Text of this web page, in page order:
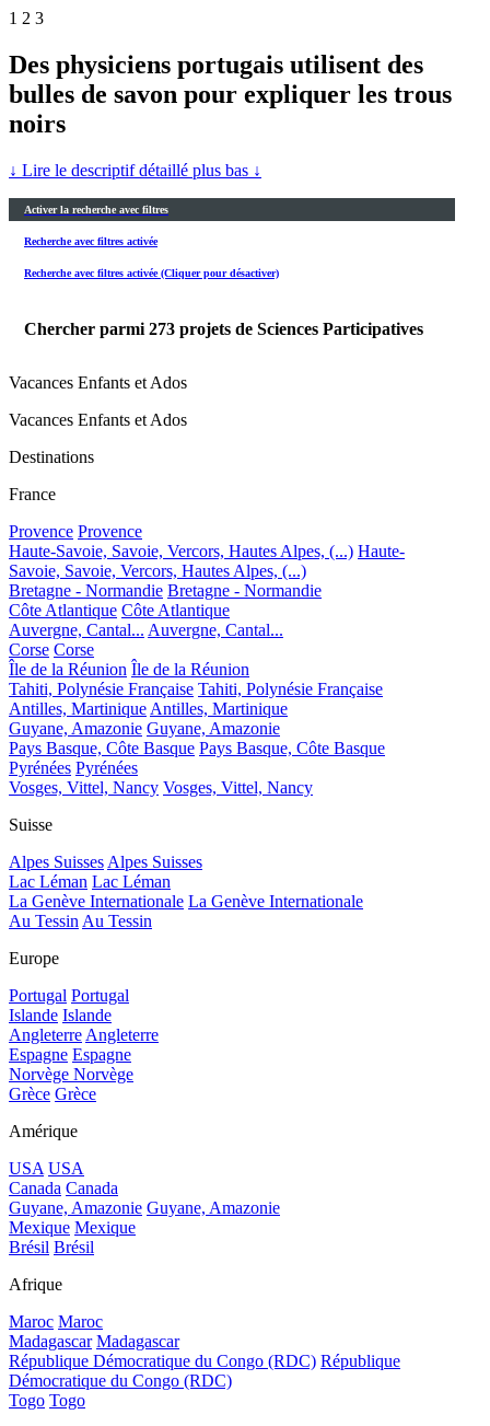
1 2 3
Des physiciens portugais utilisent des
bulles de savon pour expliquer les trous
noirs
↓ Lire le descriptif détaillé plus bas ↓
Activer la recherche avec filtres
Recherche avec filtres activée
Recherche avec filtres activée (Cliquer pour désactiver)
Chercher parmi 273 projets de Sciences Participatives
Vacances Enfants et Ados
Vacances Enfants et Ados
Destinations
France
Provence Provence
Haute-Savoie, Savoie, Vercors, Hautes Alpes, (...) Haute-
Savoie, Savoie, Vercors, Hautes Alpes, (...)
Bretagne - Normandie Bretagne - Normandie
Côte Atlantique Côte Atlantique
Auvergne, Cantal... Auvergne, Cantal...
Corse Corse
Île de la Réunion Île de la Réunion
Tahiti, Polynésie Française Tahiti, Polynésie Française
Antilles, Martinique Antilles, Martinique
Guyane, Amazonie Guyane, Amazonie
Pays Basque, Côte Basque Pays Basque, Côte Basque
Pyrénées Pyrénées
Vosges, Vittel, Nancy Vosges, Vittel, Nancy
Suisse
Alpes Suisses Alpes Suisses
Lac Léman Lac Léman
La Genève Internationale La Genève Internationale
Au Tessin Au Tessin
Europe
Portugal Portugal
Islande Islande
Angleterre Angleterre
Espagne Espagne
Norvège Norvège
Grèce Grèce
Amérique
USA USA
Canada Canada
Guyane, Amazonie Guyane, Amazonie
Mexique Mexique
Brésil Brésil
Afrique
Maroc Maroc
Madagascar Madagascar
République Démocratique du Congo (RDC) République
Démocratique du Congo (RDC)
Togo Togo